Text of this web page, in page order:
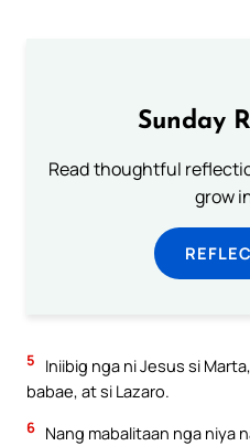
Sunday
Read thoughtful
grow
5
Iniibig nga ni Jesus si
babae, at si Lazaro.
6 Nang mabalitaan nga niya